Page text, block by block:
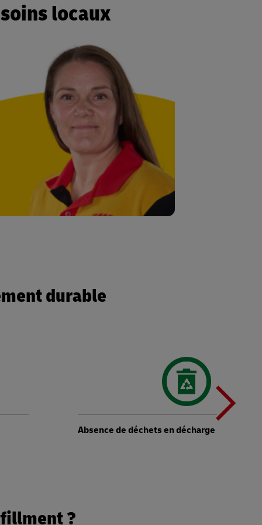
locaux
durable
Absence de déchets en décharge : 100 %
?